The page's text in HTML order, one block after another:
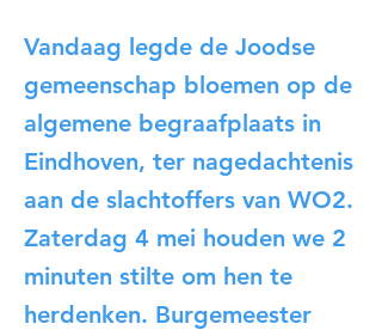
Vandaag legde de Joodse
gemeenschap bloemen op de
algemene begraafplaats in
Eindhoven, ter nagedachtenis
aan de slachtoffers van WO2.
Zaterdag 4 mei houden we 2
minuten stilte om hen te
herdenken. Burgemeester